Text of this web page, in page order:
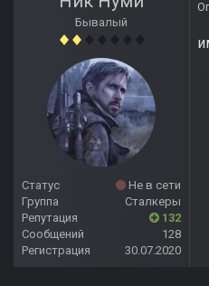
Бывалый
Статус
Не в сети
Группа
Сталкеры
Репутация
132
Сообщений
128
Регистрация
30.07.2020